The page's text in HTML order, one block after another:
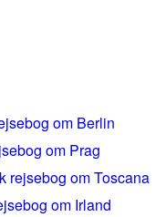
om Berlin
om Prag
rejsebog om Toscana
om Irland